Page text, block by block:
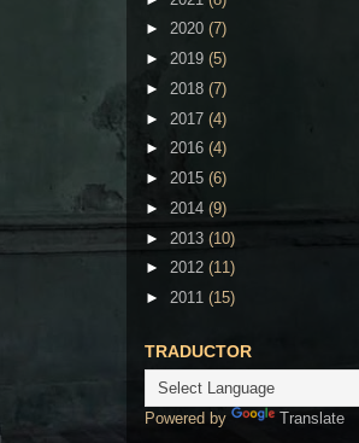
► 2020 (7)
► 2019 (5)
► 2018 (7)
► 2017 (4)
► 2016 (4)
► 2015 (6)
► 2014 (9)
► 2013 (10)
► 2012 (11)
► 2011 (15)
TRADUCTOR
Powered by Translate